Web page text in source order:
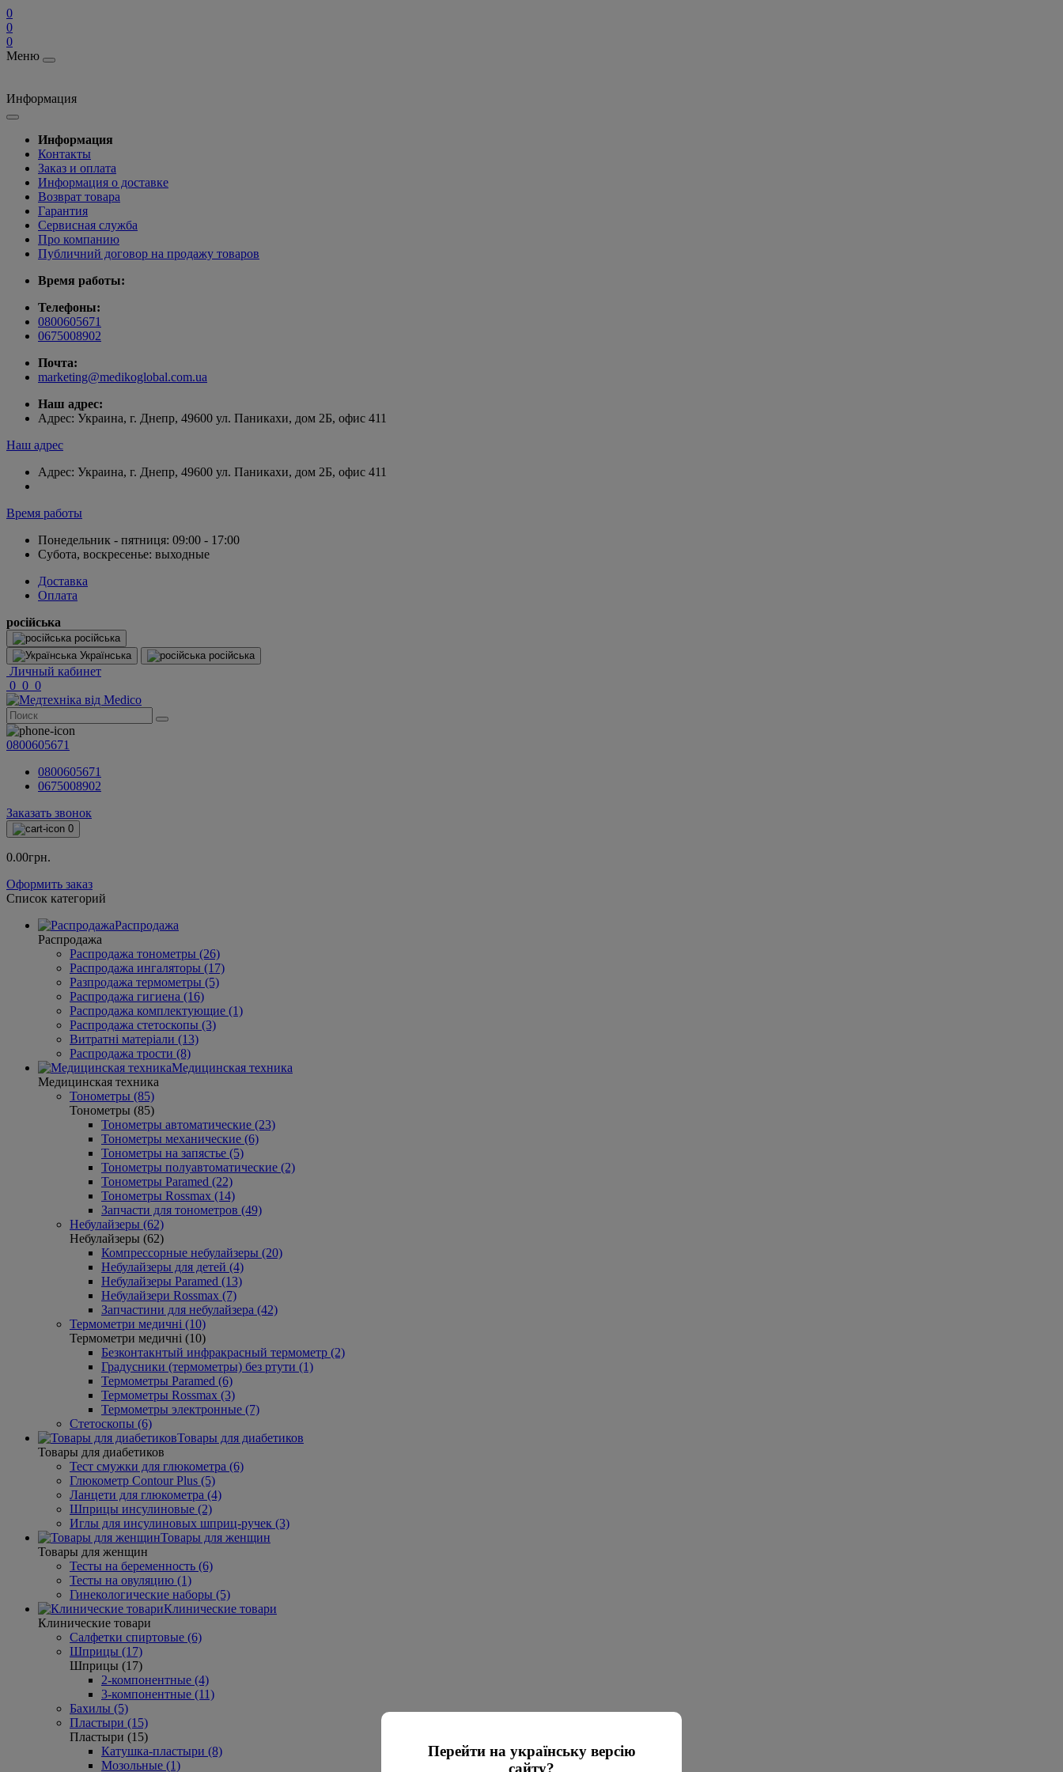
0
0
0
Меню
Информация
Информация
Контакты
Заказ и оплата
Информация о доставке
Возврат товара
Гарантия
Сервисная служба
Про компанию
Публичний договор на продажу товаров
Время работы:
Телефоны:
0800605671
0675008902
Почта:
marketing@medikoglobal.com.ua
Наш адрес:
Адрес: Украина, г. Днепр, 49600 ул. Паникахи, дом 2Б, офис 411
Наш адрес
Адрес: Украина, г. Днепр, 49600 ул. Паникахи, дом 2Б, офис 411
Время работы
Понедельник - пятниця: 09:00 - 17:00
Субота, воскресенье: выходные
Доставка
Оплата
російська
російська
Українська
російська
Личный кабинет
0 0 0
0800605671
0800605671
0675008902
Заказать звонок
0
0.00грн.
Оформить заказ
Список категорий
Распродажа
Распродажа
Распродажа тонометры (26)
Распродажа ингаляторы (17)
Разпродажа термометры (5)
Распродажа гигиена (16)
Распродажа комплектующие (1)
Распродажа стетоскопы (3)
Витратні матеріали (13)
Распродажа трости (8)
Медицинская техника
Медицинская техника
Тонометры (85)
Тонометры (85)
Тонометры автоматические (23)
Тонометры механические (6)
Тонометры на запястье (5)
Тонометры полуавтоматические (2)
Тонометры Paramed (22)
Тонометры Rossmax (14)
Запчасти для тонометров (49)
Небулайзеры (62)
Небулайзеры (62)
Компрессорные небулайзеры (20)
Небулайзеры для детей (4)
Небулайзеры Paramed (13)
Небулайзери Rossmax (7)
Запчастини для небулайзера (42)
Термометри медичні (10)
Термометри медичні (10)
Безконтакнтый инфракрасный термометр (2)
Градусники (термометры) без ртути (1)
Термометры Paramed (6)
Термометры Rossmax (3)
Термометры электронные (7)
Стетоскопы (6)
Товары для диабетиков
Товары для диабетиков
Тест смужки для глюкометра (6)
Глюкометр Contour Plus (5)
Ланцети для глюкометра (4)
Шприцы инсулиновые (2)
Иглы для инсулиновых шприц-ручек (3)
Товары для женщин
Товары для женщин
Тесты на беременность (6)
Тесты на овуляцию (1)
Гинекологические наборы (5)
Клинические товари
Клинические товари
Салфетки спиртовые (6)
Шприцы (17)
Шприцы (17)
2-компонентные (4)
3-компонентные (11)
Бахилы (5)
Пластыри (15)
Пластыри (15)
Катушка-пластыри (8)
Мозольные (1)
Перейти на українську версію
сайту?